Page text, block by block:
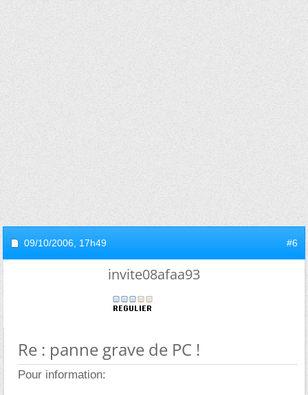
09/10/2006, 17h49 #6
invite08afaa93
Re : panne grave de PC !
Pour information: